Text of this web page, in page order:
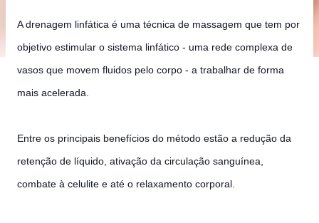
A drenagem linfática é uma técnica de massagem que tem por
objetivo estimular o sistema linfático - uma rede complexa de
vasos que movem fluidos pelo corpo - a trabalhar de forma
mais acelerada.
Entre os principais benefícios do método estão a redução da
retenção de líquido, ativação da circulação sanguínea,
combate à celulite e até o relaxamento corporal.